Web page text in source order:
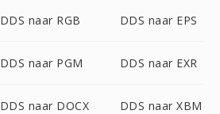
DDS naar RGB DDS naar EPS
DDS naar PGM DDS naar EXR
DDS naar DOCX DDS naar XBM